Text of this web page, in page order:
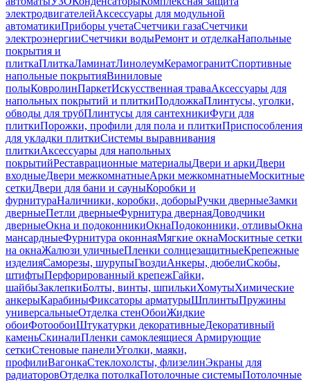
электродвигателейАксессуары для модульной
автоматикиПриборы учетаСчетчики газаСчетчики
электроэнергииСчетчики водыРемонт и отделкаНапольные
покрытия и
плиткаПлиткаЛаминатЛинолеумКерамогранитСпортивные
напольные покрытияВиниловые
полыКовролинПаркетИскусственная траваАксессуары для
напольных покрытий и плиткиПодложкаПлинтусы, уголки,
обводы для трубПлинтусы для сантехникиФуги для
плиткиПорожки, профили для пола и плиткиПриспособления
для укладки плиткиСистемы выравнивания
плиткиАксессуары для напольных
покрытийРеставрационные материалыДвери и аркиДвери
входныеДвери межкомнатныеАрки межкомнатныеМоскитные
сеткиДвери для бани и сауныКоробки и
фурнитураНаличники, коробки, доборыРучки дверныеЗамки
дверныеПетли дверныеФурнитура двернаяДоводчики
дверныеОкна и подоконникиОкнаПодоконники, отливыОкна
мансардныеФурнитура оконнаяМягкие окнаМоскитные сетки
на окнаЖалюзи уличныеПленки солнцезащитныеКрепежные
изделияСаморезы, шурупыГвоздиАнкеры, дюбелиСкобы,
штифтыПерфорированный крепежГайки,
шайбыЗаклепкиБолты, винты, шпилькиХомутыХимические
анкерыКарабиныФиксаторы арматурыШплинтыПружины
универсальныеОтделка стенОбоиЖидкие
обоиФотообоиШтукатурки декоративныеДекоративный
каменьСкиналиПленки самоклеящиеся Армирующие
сеткиСтеновые панелиУголки, маяки,
профилиВагонкаСтеклохолсты, флизелинЭкраны для
радиаторовОтделка потолкаПотолочные системыПотолочные